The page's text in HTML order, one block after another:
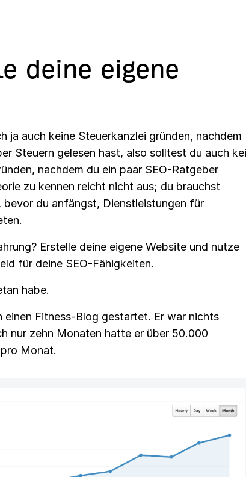
deine eigene
ja auch keine Steuerkanzlei gründen, nachdem
Steuern gelesen hast, also solltest du auch
nachdem du ein paar SEO-Ratgeber
zu kennen reicht nicht aus; du brauchst
bevor du anfängst, Dienstleistungen für
Erstelle deine eigene Website und nutze
für deine SEO-Fähigkeiten.
habe.
einen Fitness-Blog gestartet. Er war nichts
nur zehn Monaten hatte er über 50.000
Monat.